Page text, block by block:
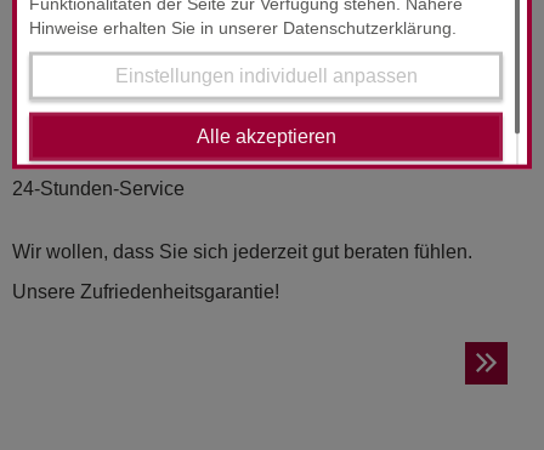
Hinweise erhalten Sie in unserer Datenschutzerklärung.
Einstellungen individuell anpassen
Alle akzeptieren
RUND­UM-SORG­LOS-PAKET
24-Stunden-Service
Wir wollen, dass Sie sich jederzeit gut beraten fühlen.
Unsere Zufriedenheitsgarantie!